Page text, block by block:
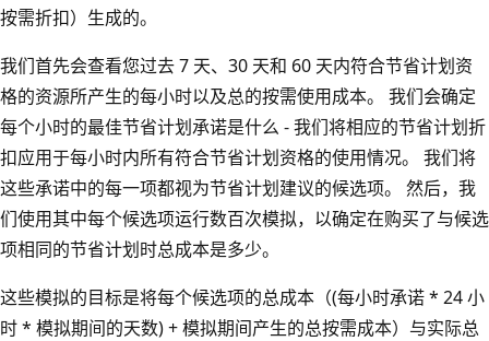
按需折扣）生成的。
我们首先会查看您过去 7 天、30 天和 60 天内符合节省计划资
格的资源所产生的每小时以及总的按需使用成本。 我们会确定
每个小时的最佳节省计划承诺是什么 - 我们将相应的节省计划折
扣应用于每小时内所有符合节省计划资格的使用情况。 我们将
这些承诺中的每一项都视为节省计划建议的候选项。 然后，我
们使用其中每个候选项运行数百次模拟，以确定在购买了与候选
项相同的节省计划时总成本是多少。
这些模拟的目标是将每个候选项的总成本（(每小时承诺 * 24 小
时 * 模拟期间的天数) + 模拟期间产生的总按需成本）与实际总